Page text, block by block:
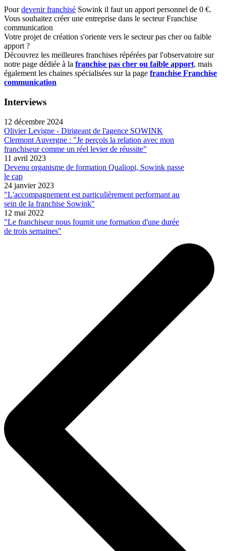
Pourdevenir franchisé Sowink il faut un apport personnel de 0 €.
Vous souhaitez créer une entreprise dans le secteur Franchise
communication
Votre projet de création s'oriente vers le secteur pas cher ou faible
apport ?
Découvrez les meilleures franchises répérées par l'observatoire sur
notre page dédiée à la franchise pas cher ou faible apport, mais
également les chaines spécialisées sur la page franchise Franchise
communication
Interviews
12 décembre 2024
Olivier Levigne - Dirigeant de l'agence SOWINK
Clermont Auvergne : "Je perçois la relation avec mon
franchiseur comme un réel levier de réussite"
11 avril 2023
Devenu organisme de formation Qualiopi, Sowink passe
le cap
24 janvier 2023
"L'accompagnement est particulièrement performant au
sein de la franchise Sowink"
12 mai 2022
"Le franchiseur nous fournit une formation d'une durée
de trois semaines"